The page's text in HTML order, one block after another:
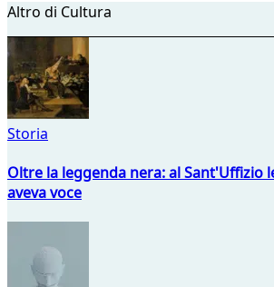
Altro di Cultura
Storia
Oltre la leggenda nera: al Sant'Uffizio
aveva voce